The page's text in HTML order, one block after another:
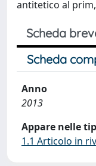
antitetico al
Scheda
Scheda
Anno
2013
Appare nelle
1.1 Articolo in